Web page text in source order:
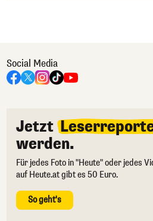
Social Media
Jetzt
werden.
Für jedes Foto in "Heute" oder jedes
auf Heute.at gibt es 50 Euro.
So geht's